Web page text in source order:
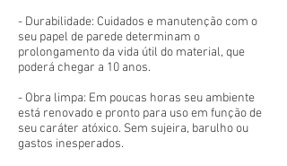
- Durabilidade: Cuidados e manutenção com o
seu papel de parede determinam o
prolongamento da vida útil do material, que
poderá chegar a 10 anos.
- Obra limpa: Em poucas horas seu ambiente
está renovado e pronto para uso em função de
seu caráter atóxico. Sem sujeira, barulho ou
gastos inesperados.